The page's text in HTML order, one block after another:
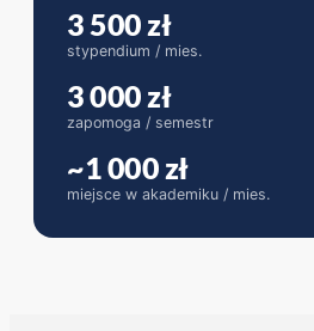
3 500 zł
stypendium / mies.
3 000 zł
zapomoga / semestr
~1 000 zł
miejsce w akademiku / mies.